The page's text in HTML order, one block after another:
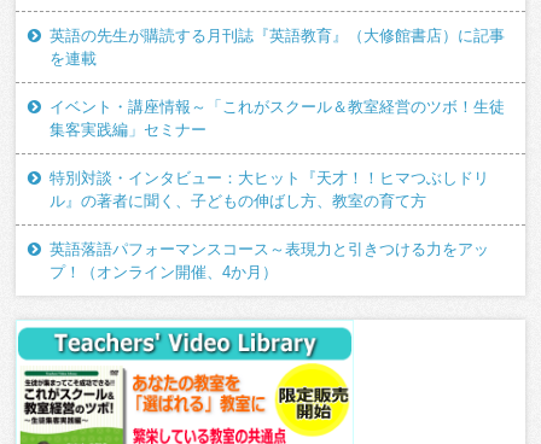
英語の先生が購読する月刊誌『英語教育』（大修館書店）に記事
を連載
イベント・講座情報～「これがスクール＆教室経営のツボ！生徒
集客実践編」セミナー
特別対談・インタビュー：大ヒット『天才！！ヒマつぶしドリ
ル』の著者に聞く、子どもの伸ばし方、教室の育て方
英語落語パフォーマンスコース～表現力と引きつける力をアッ
プ！（オンライン開催、4か月）